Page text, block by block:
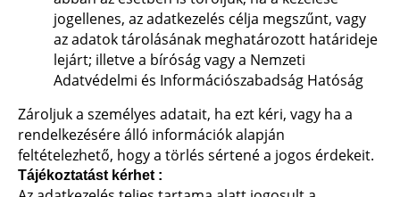
jogellenes, az adatkezelés célja megszűnt, vagy
az adatok tárolásának meghatározott határideje
lejárt; illetve a bíróság vagy a Nemzeti
Adatvédelmi és Információszabadság Hatóság
Zároljuk a személyes adatait, ha ezt kéri, vagy ha a
rendelkezésére álló információk alapján
feltételezhető, hogy a törlés sértené a jogos érdekeit.
Tájékoztatást kérhet :